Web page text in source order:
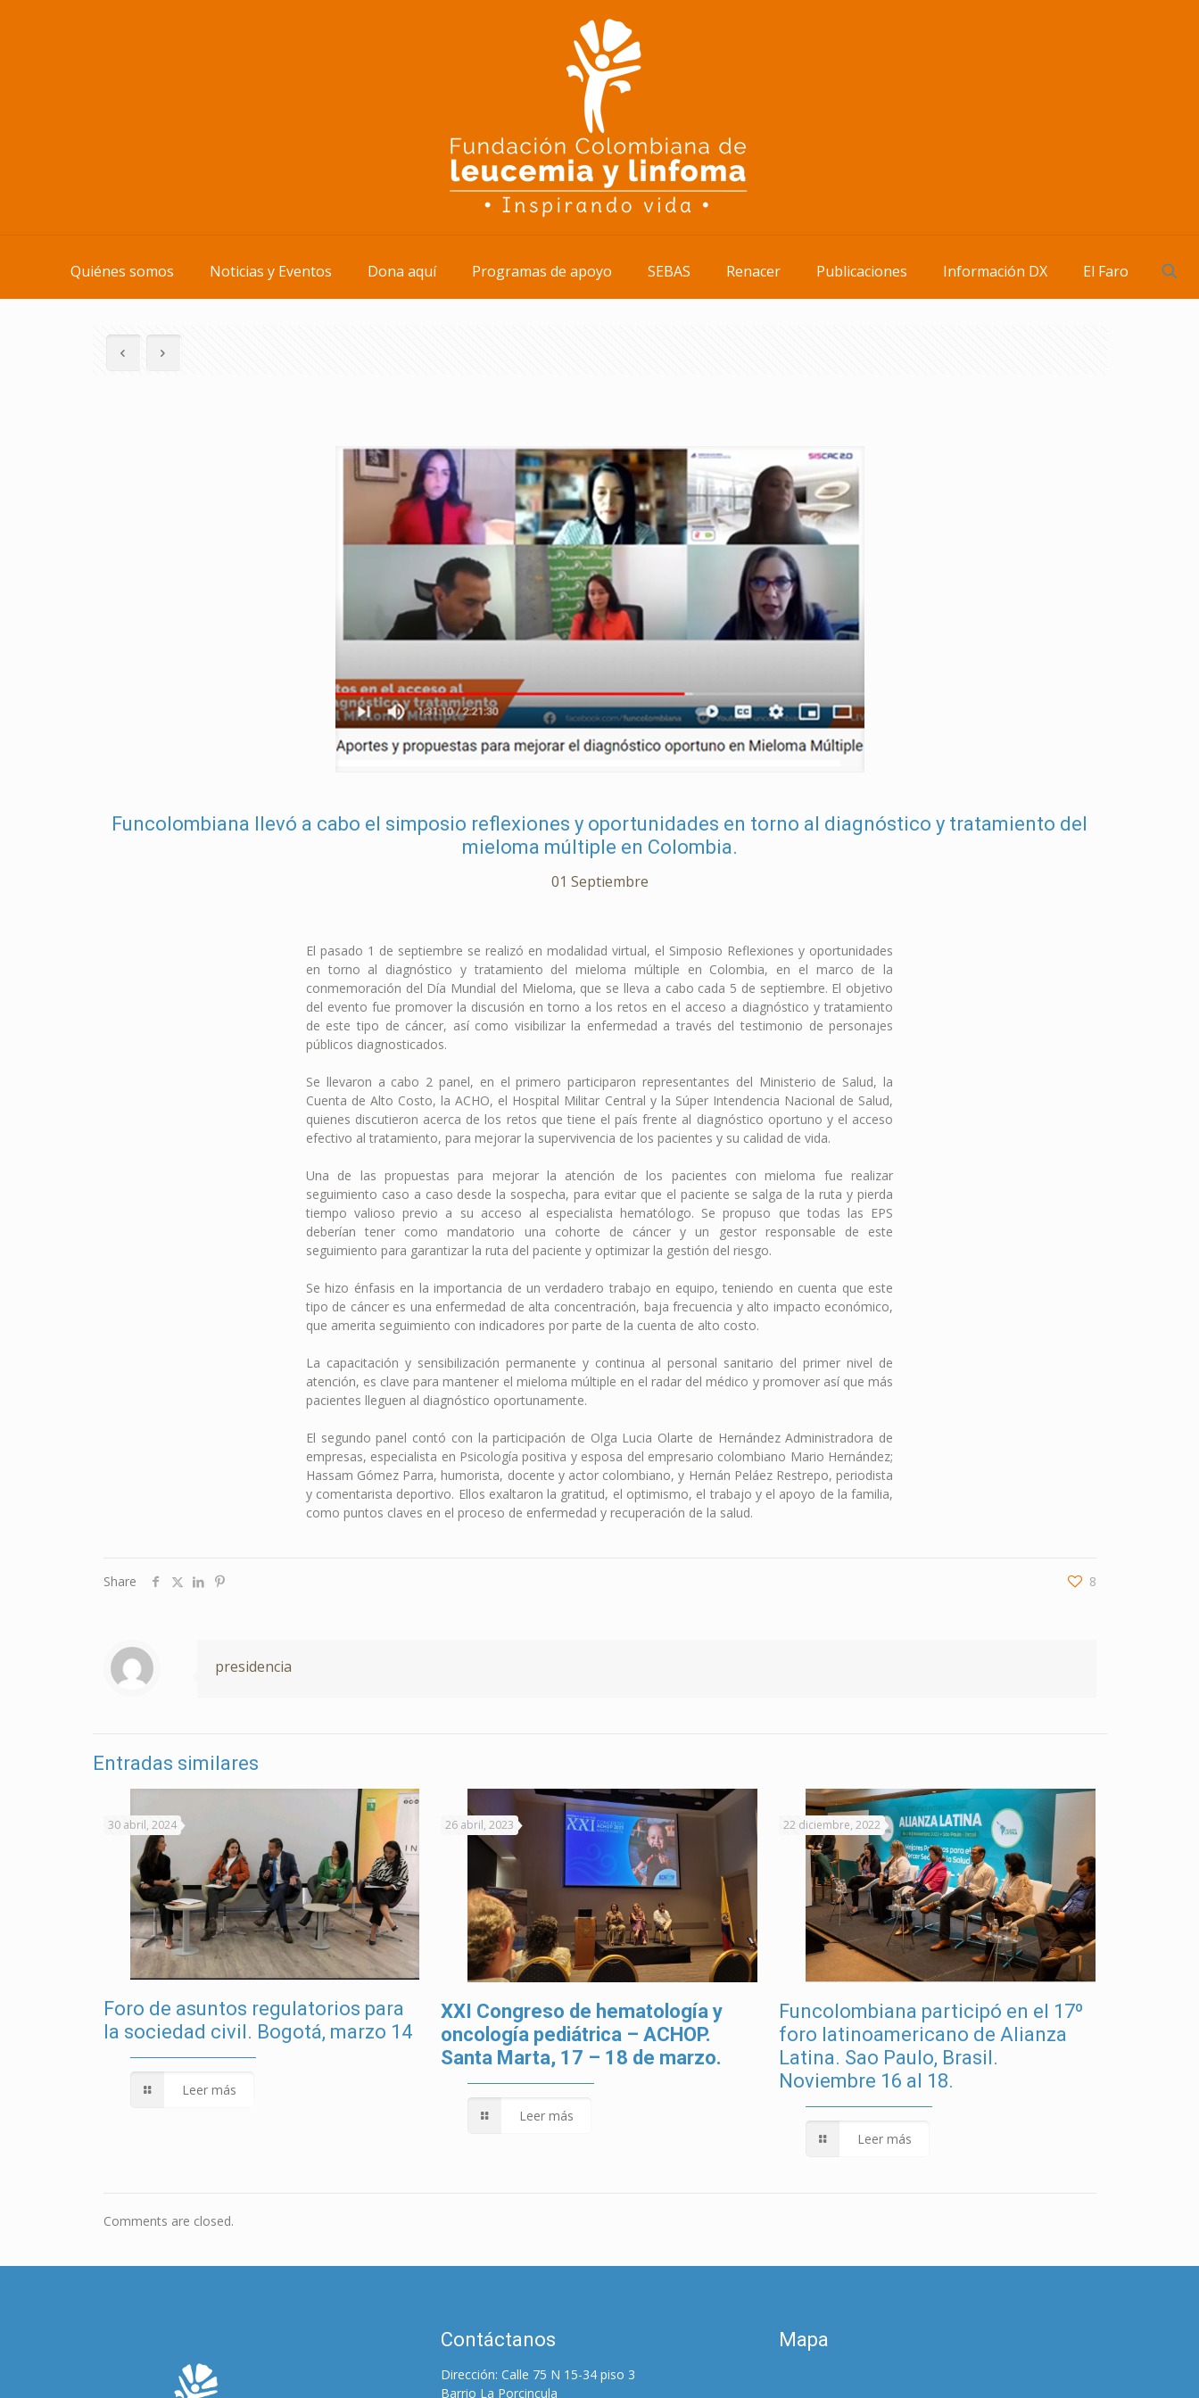
Quiénes somos Noticias y Eventos Dona aquí Programas de apoyo SEBAS Renacer Publicaciones Información DX El Faro
Funcolombiana llevó a cabo el simposio reflexiones y oportunidades en torno al diagnóstico y tratamiento del
mieloma múltiple en Colombia.
01 Septiembre
El pasado 1 de septiembre se realizó en modalidad virtual, el Simposio Reflexiones y oportunidades
en torno al diagnóstico y tratamiento del mieloma múltiple en Colombia, en el marco de la
conmemoración del Día Mundial del Mieloma, que se lleva a cabo cada 5 de septiembre. El objetivo
del evento fue promover la discusión en torno a los retos en el acceso a diagnóstico y tratamiento
de este tipo de cáncer, así como visibilizar la enfermedad a través del testimonio de personajes
públicos diagnosticados.
Se llevaron a cabo 2 panel, en el primero participaron representantes del Ministerio de Salud, la
Cuenta de Alto Costo, la ACHO, el Hospital Militar Central y la Súper Intendencia Nacional de Salud,
quienes discutieron acerca de los retos que tiene el país frente al diagnóstico oportuno y el acceso
efectivo al tratamiento, para mejorar la supervivencia de los pacientes y su calidad de vida.
Una de las propuestas para mejorar la atención de los pacientes con mieloma fue realizar
seguimiento caso a caso desde la sospecha, para evitar que el paciente se salga de la ruta y pierda
tiempo valioso previo a su acceso al especialista hematólogo. Se propuso que todas las EPS
deberían tener como mandatorio una cohorte de cáncer y un gestor responsable de este
seguimiento para garantizar la ruta del paciente y optimizar la gestión del riesgo.
Se hizo énfasis en la importancia de un verdadero trabajo en equipo, teniendo en cuenta que este
tipo de cáncer es una enfermedad de alta concentración, baja frecuencia y alto impacto económico,
que amerita seguimiento con indicadores por parte de la cuenta de alto costo.
La capacitación y sensibilización permanente y continua al personal sanitario del primer nivel de
atención, es clave para mantener el mieloma múltiple en el radar del médico y promover así que más
pacientes lleguen al diagnóstico oportunamente.
El segundo panel contó con la participación de Olga Lucia Olarte de Hernández Administradora de
empresas, especialista en Psicología positiva y esposa del empresario colombiano Mario Hernández;
Hassam Gómez Parra, humorista, docente y actor colombiano, y Hernán Peláez Restrepo, periodista
y comentarista deportivo. Ellos exaltaron la gratitud, el optimismo, el trabajo y el apoyo de la familia,
como puntos claves en el proceso de enfermedad y recuperación de la salud.
Share 8
presidencia
Entradas similares
30 abril, 2024
Foro de asuntos regulatorios para
la sociedad civil. Bogotá, marzo 14
Leer más
26 abril, 2023
XXI Congreso de hematología y
oncología pediátrica – ACHOP.
Santa Marta, 17 – 18 de marzo.
Leer más
22 diciembre, 2022
Funcolombiana participó en el 17º
foro latinoamericano de Alianza
Latina. Sao Paulo, Brasil.
Noviembre 16 al 18.
Leer más
Comments are closed.
Contáctanos
Dirección: Calle 75 N 15-34 piso 3
Barrio La Porcincula
Mapa